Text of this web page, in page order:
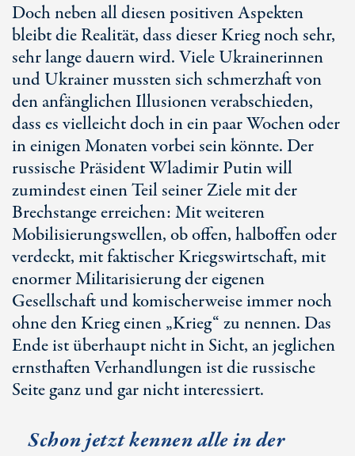
Doch neben all diesen positiven Aspekten
bleibt die Realität, dass dieser Krieg noch sehr,
sehr lange dauern wird. Viele Ukrainerinnen
und Ukrainer mussten sich schmerzhaft von
den anfänglichen Illusionen verabschieden,
dass es vielleicht doch in ein paar Wochen oder
in einigen Monaten vorbei sein könnte. Der
russische Präsident Wladimir Putin will
zumindest einen Teil seiner Ziele mit der
Brechstange erreichen: Mit weiteren
Mobilisierungswellen, ob offen, halboffen oder
verdeckt, mit faktischer Kriegswirtschaft, mit
enormer Militarisierung der eigenen
Gesellschaft und komischerweise immer noch
ohne den Krieg einen „Krieg“ zu nennen. Das
Ende ist überhaupt nicht in Sicht, an jeglichen
ernsthaften Verhandlungen ist die russische
Seite ganz und gar nicht interessiert.
Schon jetzt kennen alle in der